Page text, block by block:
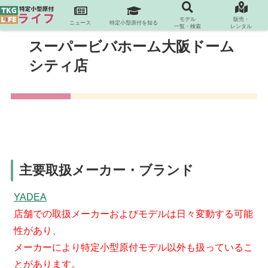
スーパービバホーム大阪ドーム
シティ店
主要取扱メーカー・ブランド
YADEA
店舗での取扱メーカーおよびモデルは日々変動する可能
性があり、
メーカーにより特定小型原付モデル以外も扱っているこ
とがあります。
ニュース 特定小型原付を知る
モデル
一覧・検索
販売・
レンタル